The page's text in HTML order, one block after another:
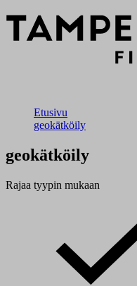
Etusivu
geokätköily
geokätköily
Rajaa tyypin mukaan